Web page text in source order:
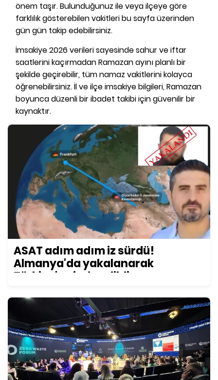
önem taşır. Bulunduğunuz ile veya ilçeye göre
farklılık gösterebilen vakitleri bu sayfa üzerinden
gün gün takip edebilirsiniz.
İmsakiye 2026 verileri sayesinde sahur ve iftar
saatlerini kaçırmadan Ramazan ayını planlı bir
şekilde geçirebilir, tüm namaz vakitlerini kolayca
öğrenebilirsiniz. İl ve ilçe imsakiye bilgileri, Ramazan
boyunca düzenli bir ibadet takibi için güvenilir bir
kaynaktır.
ASAT adım adım iz sürdü!
Almanya'da yakalanarak
Türkiye'ye iade edildi